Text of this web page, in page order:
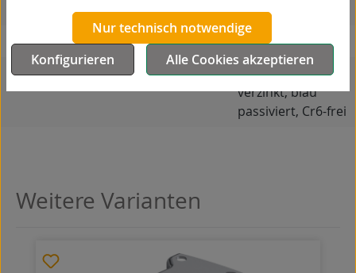
Produkttyp
Bockrolle
Material Gehäuse
Stahlblech
Oberfläche Gehäuse
galvanisch
verzinkt, blau
passiviert, Cr6-frei
Produktgalerie überspringen
Weitere Varianten
Nur technisch notwendige
Konfigurieren
Alle Cookies akzeptieren